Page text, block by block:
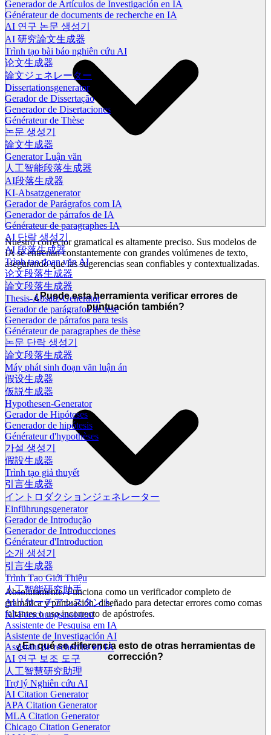
Generador de Artículos de Investigación en IA
Générateur de documents de recherche en IA
AI 연구 논문 생성기
AI 研究論文生成器
Trình tạo bài báo nghiên cứu AI
论文生成器
論文ジェネレーター
Dissertationsgenerator
Gerador de Dissertação
Generador de Disertaciones
Générateur de Thèse
논문 생성기
論文生成器
Generator Luận văn
人工智能段落生成器
AI段落生成器
KI-Absatzgenerator
Gerador de Parágrafos com IA
Generador de párrafos de IA
Générateur de paragraphes IA
AI 단락 생성기
AI 段落生成器
Trình tạo đoạn văn AI
论文段落生成器
論文段落生成器
Thesis-Absatz-Generator
Gerador de parágrafos de tese
Generador de párrafos para tesis
Générateur de paragraphes de thèse
논문 단락 생성기
論文段落生成器
Máy phát sinh đoạn văn luận án
假设生成器
仮説生成器
Hypothesen-Generator
Gerador de Hipóteses
Generador de hipótesis
Générateur d'hypothèses
가설 생성기
假設生成器
Trình tạo giả thuyết
引言生成器
イントロダクションジェネレーター
Einführungsgenerator
Gerador de Introdução
Generador de Introducciones
Générateur d'Introduction
소개 생성기
引言生成器
Trình Tạo Giới Thiệu
人工智能研究助手
AIリサーチアシスタント
KI-Forschungsassistent
Assistente de Pesquisa em IA
Asistente de Investigación AI
Assistant de recherche en IA
AI 연구 보조 도구
人工智慧研究助理
Trợ lý Nghiên cứu AI
AI Citation Generator
APA Citation Generator
MLA Citation Generator
Chicago Citation Generator
Nuestro corrector gramatical es altamente preciso. Sus modelos de
IA se entrenan constantemente con grandes volúmenes de texto,
asegurando que las sugerencias sean confiables y contextualizadas.
¿Puede esta herramienta verificar errores de
puntuación también?
Absolutamente. Funciona como un verificador completo de
gramática y puntuación, diseñado para detectar errores como comas
faltantes o uso incorrecto de apóstrofes.
¿En qué se diferencia esto de otras herramientas de
corrección?